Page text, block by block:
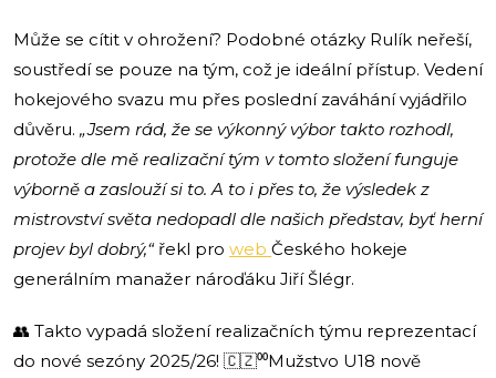
Může se cítit v ohrožení? Podobné otázky Rulík neřeší,
soustředí se pouze na tým, což je ideální přístup. Vedení
hokejového svazu mu přes poslední zaváhání vyjádřilo
důvěru. „Jsem rád, že se výkonný výbor takto rozhodl,
protože dle mě realizační tým v tomto složení funguje
výborně a zaslouží si to. A to i přes to, že výsledek z
mistrovství světa nedopadl dle našich představ, byť herní
projev byl dobrý,“řekl pro web Českého hokeje
generálním manažer nároďáku Jiří Šlégr.
👥 Takto vypadá složení realizačních týmu reprezentací
do nové sezóny 2025/26! 🇨🇿⁰⁰Mužstvo U18 nově